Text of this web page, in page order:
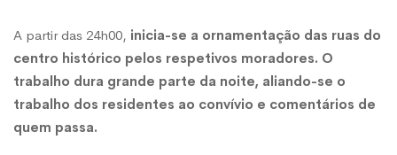
A partir das 24h00, inicia-se a ornamentação das ruas do
centro histórico pelos respetivos moradores. O
trabalho dura grande parte da noite, aliando-se o
trabalho dos residentes ao convívio e comentários de
quem passa.